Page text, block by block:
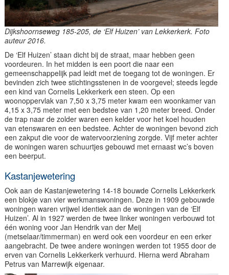
Dijkshoornseweg 185-205, de ‘Elf Huizen’ van Lekkerkerk. Foto
auteur 2016.
De ‘Elf Huizen’ staan dicht bij de straat, maar hebben geen
voordeuren. In het midden is een poort die naar een
gemeenschappelijk pad leidt met de toegang tot de woningen. Er
bevinden zich twee stichtingsstenen in de voorgevel; steeds legde
een kind van Cornelis Lekkerkerk een steen. Op een
woonoppervlak van 7,50 x 3,75 meter kwam een woonkamer van
4,15 x 3,75 meter met een bedstee van 1,20 meter breed. Onder
de trap naar de zolder waren een kelder voor het koel houden
van etenswaren en een bedstee. Achter de woningen bevond zich
een zakput die voor de watervoorziening zorgde. Vijf meter achter
de woningen waren schuurtjes gebouwd met ernaast wc’s boven
een beerput.
Kastanjewetering
Ook aan de Kastanjewetering 14-18 bouwde Cornelis Lekkerkerk
een blokje van vier werkmanswoningen. Deze in 1909 gebouwde
woningen waren vrijwel identiek aan de woningen van de ‘Elf
Huizen’. Al in 1927 werden de twee linker woningen verbouwd tot
één woning voor Jan Hendrik van der Meij
(metselaar/timmerman) en werd ook een voordeur en een erker
aangebracht. De twee andere woningen werden tot 1955 door de
erven van Cornelis Lekkerkerk verhuurd. Hierna werd Abraham
Petrus van Marrewijk eigenaar.